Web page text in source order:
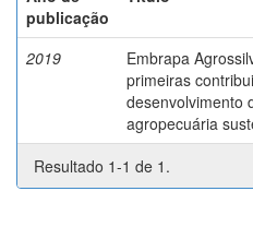
publicação
2019
Embrapa
primeiras
desenvolvimento
agropecuária
Resultado 1-1 de 1.